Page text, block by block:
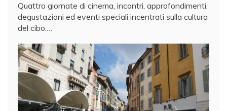
Quattro giornate di cinema, incontri, approfondimenti,
degustazioni ed eventi speciali incentrati sulla cultura
del cibo.…